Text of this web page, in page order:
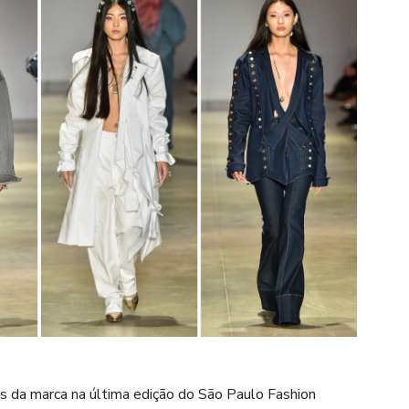
marca na última edição do São Paulo Fashion